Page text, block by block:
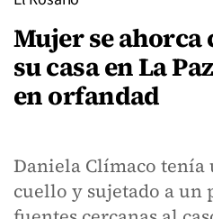
Mujer se ahorca
su casa en La
en orfandad
Daniela Clímaco tenía
cuello y sujetado a